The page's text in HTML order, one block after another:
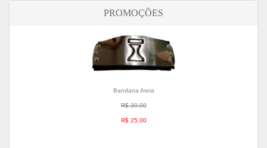
PROMOÇÕES
Bandana Areia
R$ 30,00
R$ 25,00